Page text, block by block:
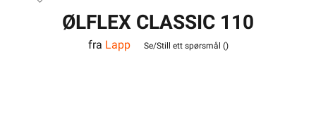
ØLFLEX CLASSIC 110
3G0,5
fra Lapp Se/Still ett spørsmål ()